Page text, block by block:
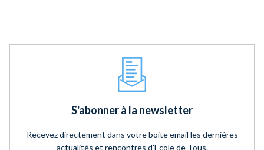
S'abonner à la newsletter
Recevez directement dans votre boite email les dernières
actualités et rencontres d’Ecole de Tous.